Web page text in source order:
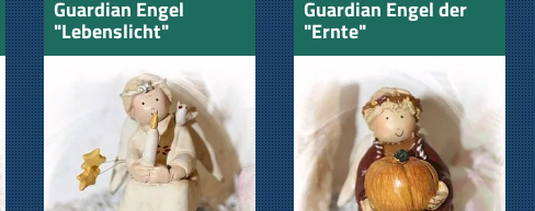
Guardian Engel
"Lebenslicht"
Guardian Engel der
"Ernte"